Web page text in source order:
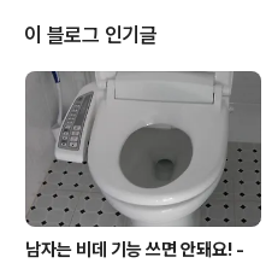
가능한 1회용 교통카드 승차권이 도입된
월 1일부터 쓰일 1회용 교통카드. 혼란 방
은 종이승차권과 병행이용한다고.. (사진
회용 교통카드는 기존 종이승차권을 대체
권으로, 가장 큰 특징은 경제적이고 환경
이다...
이 블로그 인기글
남자는 비데 기능 쓰면 안돼요! -